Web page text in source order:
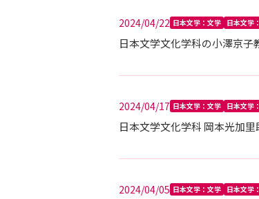
2024/04/22 日本文学：文学 日本文学
日本文学文化学科の小澤京子
2024/04/17 日本文学：文学 日本文学
日本文学文化学科 岡本光加
2024/04/05 日本文学：文学 日本文学